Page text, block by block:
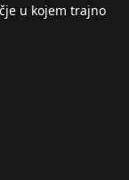
u kojem trajno